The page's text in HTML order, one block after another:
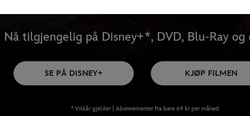
Nå tilgjengelig på Disney+*, DVD, Blu-Ray
SE PÅ DISNEY+ KJØP FILMEN
* Vilkår gjelder | Abonnementer fra bare 69 kr per måned